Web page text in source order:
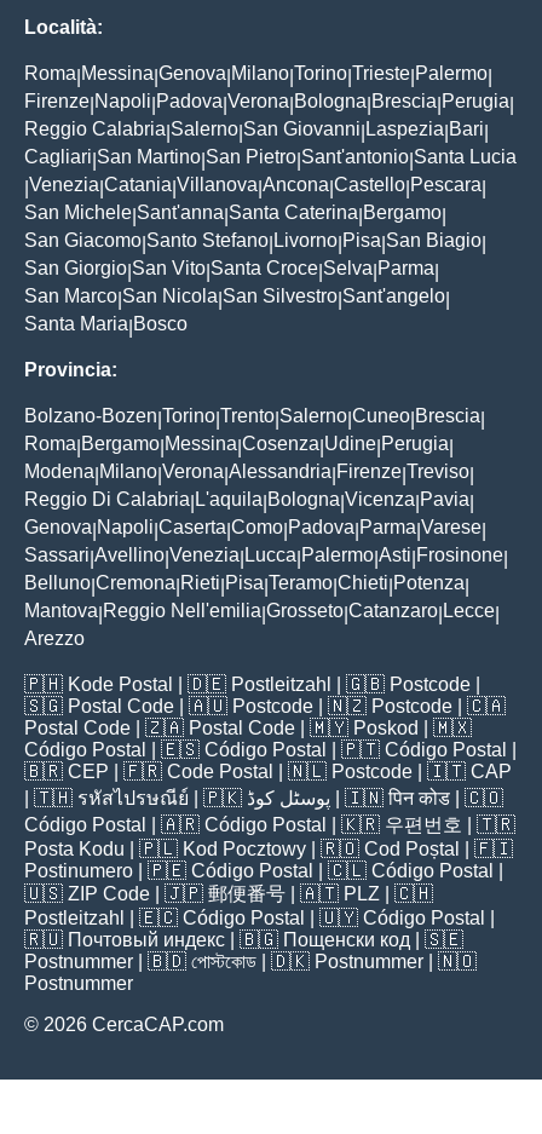
Località:
Roma Messina Genova Milano Torino Trieste Palermo
Firenze Napoli Padova Verona Bologna Brescia Perugia
Reggio Calabria Salerno San Giovanni Laspezia Bari
Cagliari San Martino San Pietro Sant'antonio Santa Lucia
Venezia Catania Villanova Ancona Castello Pescara
San Michele Sant'anna Santa Caterina Bergamo
San Giacomo Santo Stefano Livorno Pisa San Biagio
San Giorgio San Vito Santa Croce Selva Parma
San Marco San Nicola San Silvestro Sant'angelo
Santa Maria Bosco
Provincia:
Bolzano-Bozen Torino Trento Salerno Cuneo Brescia
Roma Bergamo Messina Cosenza Udine Perugia
Modena Milano Verona Alessandria Firenze Treviso
Reggio Di Calabria L'aquila Bologna Vicenza Pavia
Genova Napoli Caserta Como Padova Parma Varese
Sassari Avellino Venezia Lucca Palermo Asti Frosinone
Belluno Cremona Rieti Pisa Teramo Chieti Potenza
Mantova Reggio Nell'emilia Grosseto Catanzaro Lecce
Arezzo
🇵🇭 Kode Postal | 🇩🇪 Postleitzahl | 🇬🇧 Postcode
🇸🇬 Postal Code | 🇦🇺 Postcode | 🇳🇿 Postcode | 🇨🇦
Postal Code | 🇿🇦 Postal Code | 🇲🇾 Poskod
| 🇲🇽
Código Postal
| 🇪🇸 Código Postal | 🇵🇹 Código Postal
🇧🇷 CEP | 🇫🇷 Code Postal | 🇳🇱 Postcode | 🇮🇹 CAP
| 🇹🇭 รหัสไปรษณีย์ | 🇵🇰 پوسٹل کوڈ | 🇮🇳पिन कोड | 🇨🇴
Código Postal
| 🇦🇷 Código Postal | 🇰🇷 우편번호
| 🇹🇷
Posta Kodu | 🇵🇱 Kod Pocztowy | 🇷🇴 Cod Poștal
| 🇫🇮
Postinumero | 🇵🇪 Código Postal | 🇨🇱 Código Postal
🇺🇸 ZIP Code | 🇯🇵 郵便番号 | 🇦🇹 PLZ | 🇨🇭
Postleitzahl
| 🇪🇨 Código Postal | 🇺🇾 Código Postal
🇷🇺 Почтовый индекс | 🇧🇬 Пощенски код | 🇸🇪
Postnummer | 🇧🇩 পোস্টকোড | 🇩🇰 Postnummer | 🇳🇴
Postnummer
© 2026 CercaCAP.com